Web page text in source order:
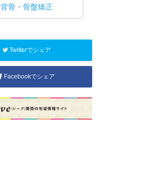
背骨・骨盤矯正
Twitterでシェア
Facebookでシェア